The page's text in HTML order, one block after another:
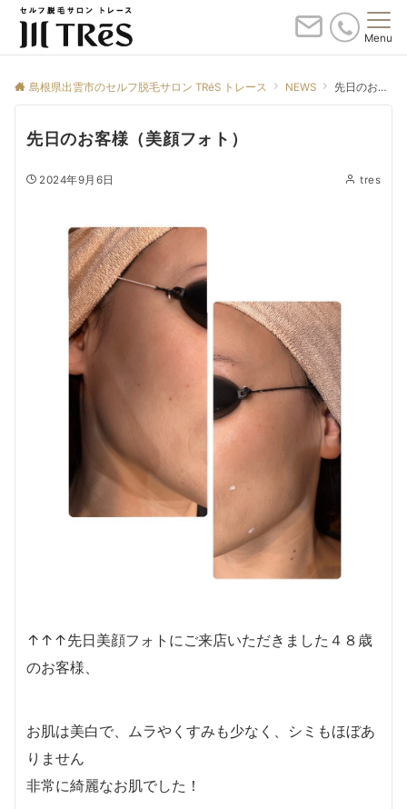
Menu
島根県出雲市のセルフ脱毛サロン TRéS トレース NEWS 先日のお客様（美顔フォト）
先日のお客様（美顔フォト）
2024年9月6日 tres
↑↑↑先日美顔フォトにご来店いただきました４８歳
のお客様、
お肌は美白で、ムラやくすみも少なく、シミもほぼあ
りません
非常に綺麗なお肌でした！